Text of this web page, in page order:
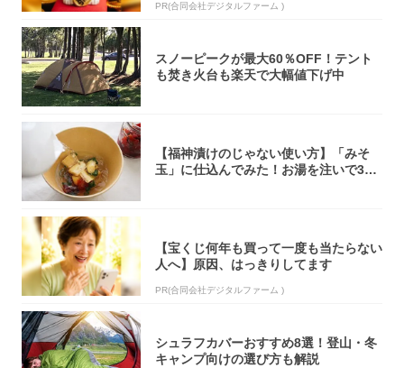
PR(合同会社デジタルファーム )
スノーピークが最大60％OFF！テント
も焚き火台も楽天で大幅値下げ中
【福神漬けのじゃない使い方】「みそ
玉」に仕込んでみた！お湯を注いで30
【宝くじ何年も買って一度も当たらない
人へ】原因、はっきりしてます
PR(合同会社デジタルファーム )
シュラフカバーおすすめ8選！登山・冬
キャンプ向けの選び方も解説